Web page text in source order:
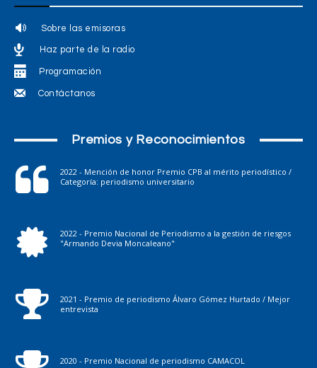
Sobre las emisoras
Haz parte de la radio
Programación
Contáctanos
Premios y Reconocimientos
2022 - Mención de honor Premio CPB al mérito periodístico /
Categoría: periodismo universitario
2022 - Premio Nacional de Periodismo a la gestión de riesgos
"Armando Devia Moncaleano"
2021 - Premio de periodismo Álvaro Gómez Hurtado / Mejor
entrevista
2020 - Premio Nacional de periodismo CAMACOL